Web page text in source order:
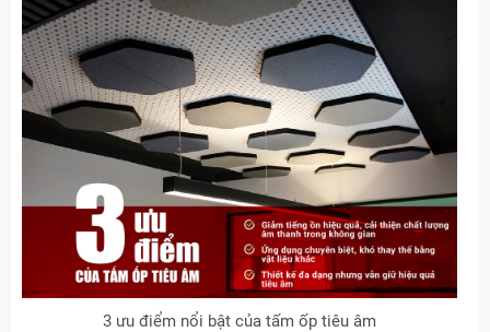
3 ưu điểm nổi bật của tấm ốp tiêu âm